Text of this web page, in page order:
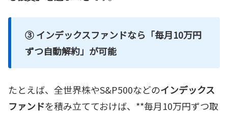
③ インデックスファンドなら「毎月10万円
ずつ自動解約」が可能
たとえば、全世界株やS&P500などのインデックス
ファンドを積み立てておけば、**毎月10万円ずつ取